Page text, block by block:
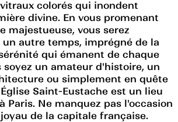
colorés qui inondent
divine. En vous promenant
majestueuse, vous serez
autre temps, imprégné de la
qui émanent de chaque
soyez un amateur d'histoire, un
ou simplement en quête
Saint-Eustache est un lieu
Paris. Ne manquez pas l'occasion
de la capitale française.